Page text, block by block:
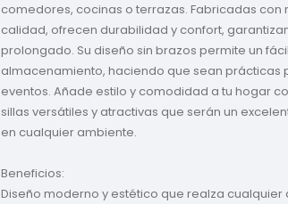
comedores, cocinas o terrazas. Fabricadas con
calidad, ofrecen durabilidad y confort,
prolongado. Su diseño sin brazos permite un
almacenamiento, haciendo que sean prácticas
eventos. Añade estilo y comodidad a tu hogar
sillas versátiles y atractivas que serán un
en cualquier ambiente.
Beneficios:
Diseño moderno y estético que realza cualquier